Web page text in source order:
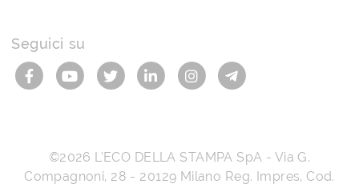
Seguici su
©2026 L’ECO DELLA STAMPA SpA - Via G.
Compagnoni, 28 - 20129 Milano Reg. Impres, Cod.